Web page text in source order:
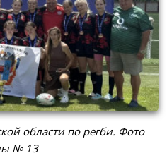
области по регби. Фото
№ 13